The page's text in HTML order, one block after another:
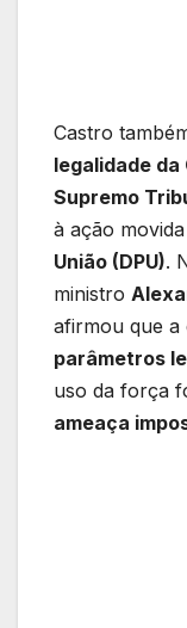
Castro
legalidade
Supremo
à ação
União (DPU).
ministro
afirmou que
parâmetros
uso da força
ameaça